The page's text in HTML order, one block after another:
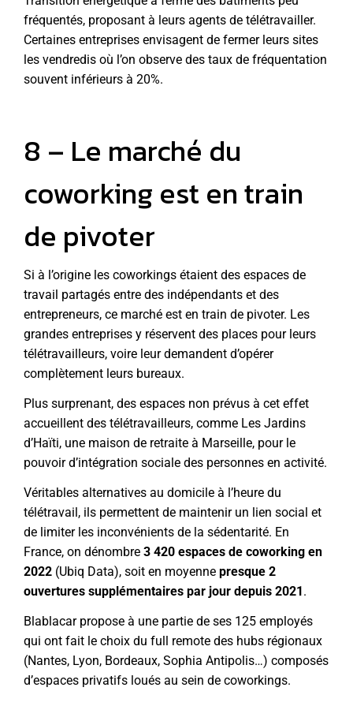
fréquentés, proposant à leurs agents de télétravailler.
Certaines entreprises envisagent de fermer leurs sites
les vendredis où l’on observe des taux de fréquentation
souvent inférieurs à 20%.
8 – Le marché du
coworking est en train
de pivoter
Si à l’origine les coworkings étaient des espaces de
travail partagés entre des indépendants et des
entrepreneurs, ce marché est en train de pivoter. Les
grandes entreprises y réservent des places pour leurs
télétravailleurs, voire leur demandent d’opérer
complètement leurs bureaux.
Plus surprenant, des espaces non prévus à cet effet
accueillent des télétravailleurs, comme Les Jardins
d’Haïti, une maison de retraite à Marseille, pour le
pouvoir d’intégration sociale des personnes en activité.
Véritables alternatives au domicile à l’heure du
télétravail, ils permettent de maintenir un lien social et
de limiter les inconvénients de la sédentarité. En
France, on dénombre 3 420 espaces de coworking en
2022 (Ubiq Data), soit en moyenne presque 2
ouvertures supplémentaires par jour depuis 2021 .
Blablacar propose à une partie de ses 125 employés
qui ont fait le choix du full remote des hubs régionaux
(Nantes, Lyon, Bordeaux, Sophia Antipolis…) composés
d’espaces privatifs loués au sein de coworkings.